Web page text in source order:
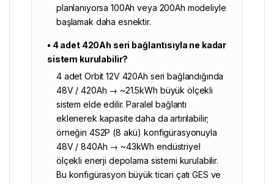
planlanıyorsa 100Ah veya 200Ah modeliyle
başlamak daha esnektir.
• 4 adet 420Ah seri bağlantısıyla ne kadar
sistem kurulabilir?
4 adet Orbit 12V 420Ah seri bağlandığında
48V / 420Ah → ~21.5kWh büyük ölçekli
sistem elde edilir. Paralel bağlantı
eklenerek kapasite daha da artırılabilir;
örneğin 4S2P (8 akü) konfigürasyonuyla
48V / 840Ah → ~43kWh endüstriyel
ölçekli enerji depolama sistemi kurulabilir.
Bu konfigürasyon büyük ticari çatı GES ve